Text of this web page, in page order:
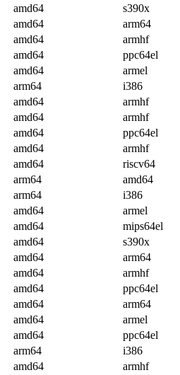
amd64
s390x
amd64
arm64
amd64
armhf
amd64
ppc64el
amd64
armel
arm64
i386
amd64
armhf
amd64
armhf
amd64
ppc64el
amd64
armhf
amd64
riscv64
arm64
amd64
arm64
i386
amd64
armel
amd64
mips64el
amd64
s390x
amd64
arm64
amd64
armhf
amd64
ppc64el
amd64
arm64
amd64
armel
amd64
ppc64el
arm64
i386
amd64
armhf